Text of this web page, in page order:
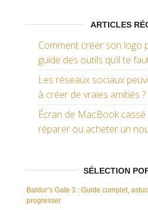
ARTICLES
Comment créer son logo
guide des outils qu’il te
Les réseaux sociaux
à créer de vraies amitiés ?
Écran de MacBook cassé
réparer ou acheter un
SÉLECTION
Baldur’s Gate 3 : Guide complet,
progresser